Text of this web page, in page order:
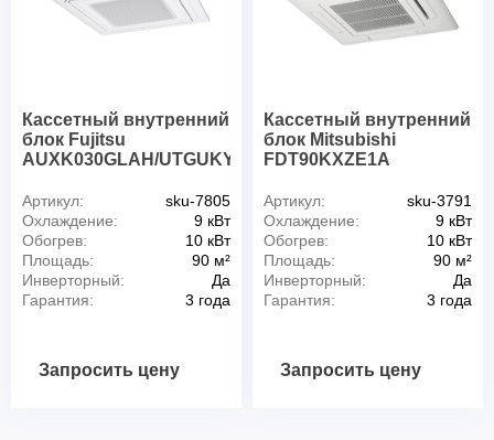
Кассетный внутренний
блок Fujitsu
AUXK030GLAH/UTGUKYCW
Артикул:
sku-7805
Охлаждение:
9 кВт
Обогрев:
10 кВт
Площадь:
90 м²
Инверторный:
Да
Гарантия:
3 года
Запросить цену
Кассетный внутренний
блок Mitsubishi
FDT90KXZE1A
Артикул:
sku-3791
Охлаждение:
9 кВт
Обогрев:
10 кВт
Площадь:
90 м²
Инверторный:
Да
Гарантия:
3 года
Запросить цену